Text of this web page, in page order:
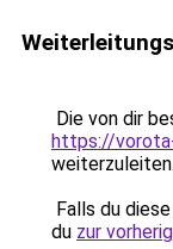
Die von dir
https://
weiterzuleiten.
Falls du
du zur